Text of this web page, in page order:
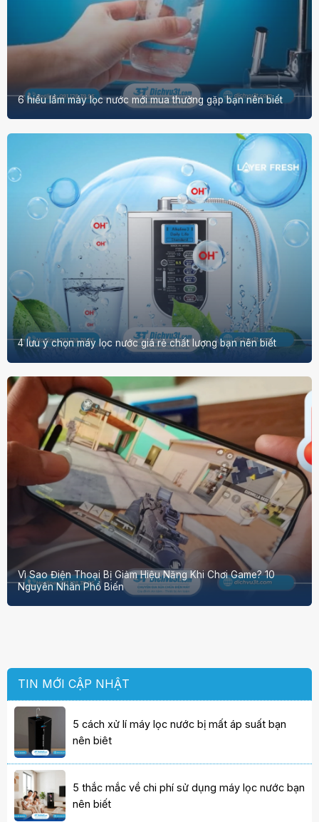
6 hiểu lầm máy lọc nước mới mua thường gặp bạn nên biết
4 lưu ý chọn máy lọc nước giá rẻ chất lượng bạn nên biết
Vì Sao Điện Thoại Bị Giảm Hiệu Năng Khi Chơi Game? 10
Nguyên Nhân Phổ Biến
TIN MỚI CẬP NHẬT
5 cách xử lí máy lọc nước bị mất áp suất bạn
nên biêt
5 thắc mắc về chi phí sử dụng máy lọc nước bạn
nên biết